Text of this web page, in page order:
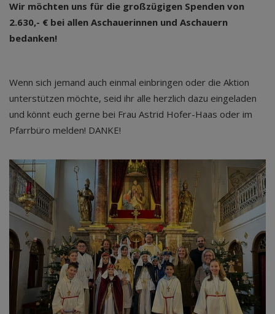
Wir möchten uns für die großzügigen Spenden von
2.630,- € bei allen Aschauerinnen und Aschauern
bedanken!
Wenn sich jemand auch einmal einbringen oder die Aktion
unterstützen möchte, seid ihr alle herzlich dazu eingeladen
und könnt euch gerne bei Frau Astrid Hofer-Haas oder im
Pfarrbüro melden! DANKE!